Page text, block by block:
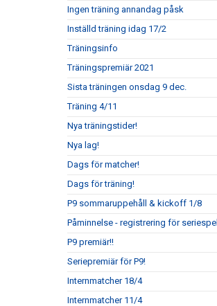
Ingen träning annandag påsk
Inställd träning idag 17/2
Träningsinfo
Träningspremiär 2021
Sista träningen onsdag 9 dec.
Träning 4/11
Nya träningstider!
Nya lag!
Dags för matcher!
Dags för träning!
P9 sommaruppehåll & kickoff 1/8
Påminnelse - registrering för seriespel
P9 premiär!!
Seriepremiär för P9!
Internmatcher 18/4
Internmatcher 11/4